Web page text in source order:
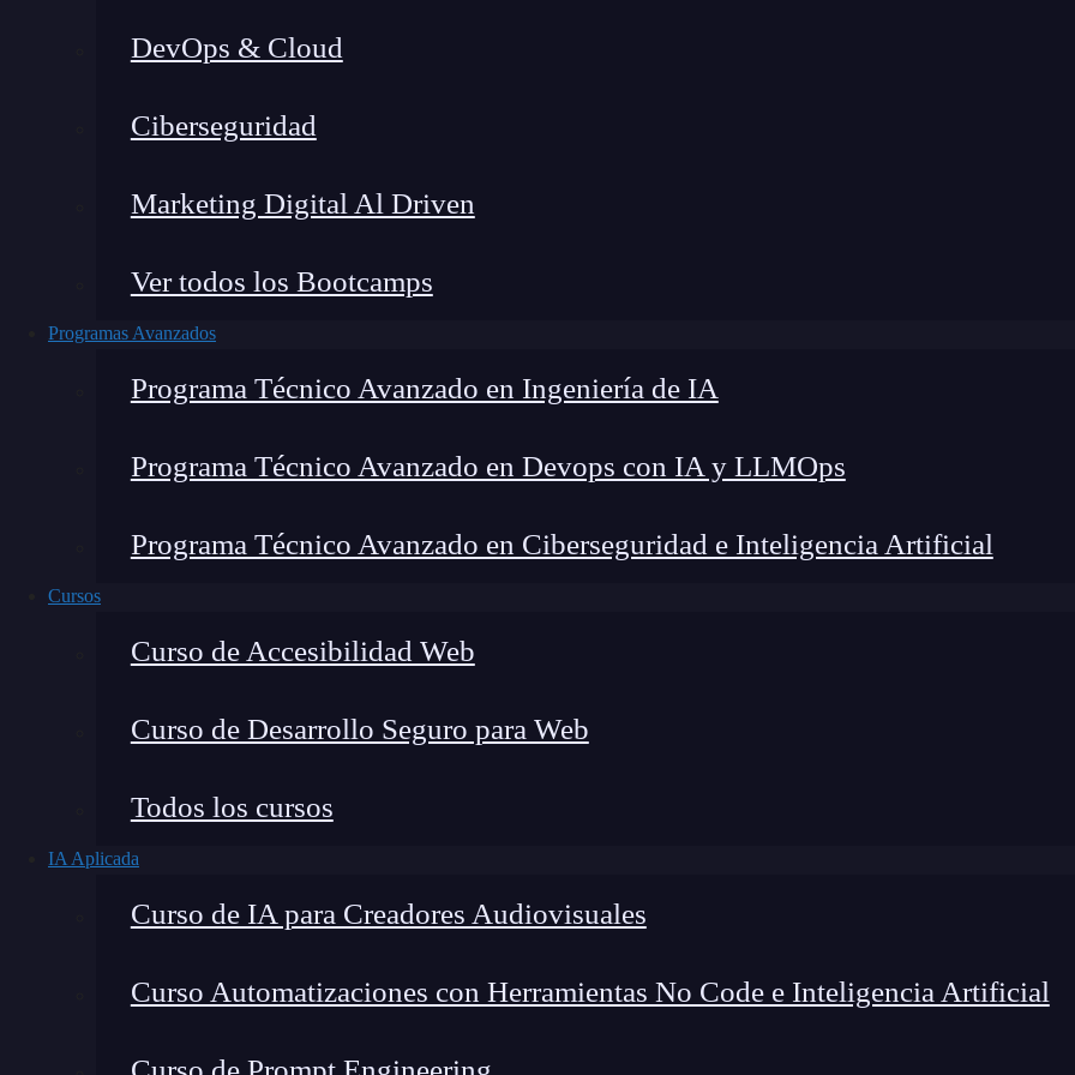
DevOps & Cloud
Ciberseguridad
Marketing Digital Al Driven
Ver todos los Bootcamps
Programas Avanzados
Programa Técnico Avanzado en Ingeniería de IA
Programa Técnico Avanzado en Devops con IA y LLMOps
Programa Técnico Avanzado en Ciberseguridad e Inteligencia Artificial
Cursos
Curso de Accesibilidad Web
Curso de Desarrollo Seguro para Web
Todos los cursos
IA Aplicada
Curso de IA para Creadores Audiovisuales
Curso Automatizaciones con Herramientas No Code e Inteligencia Artificial
Lucia Gómez Salgado
Contribuyo a acercar la realidad del sector tecnológico a nuevos profesionales, combinando conocimiento práctico,